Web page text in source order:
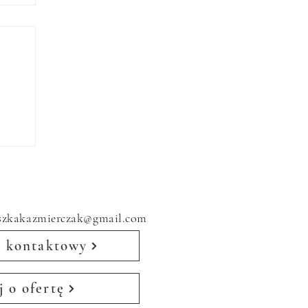
kontaktowy
o ofertę